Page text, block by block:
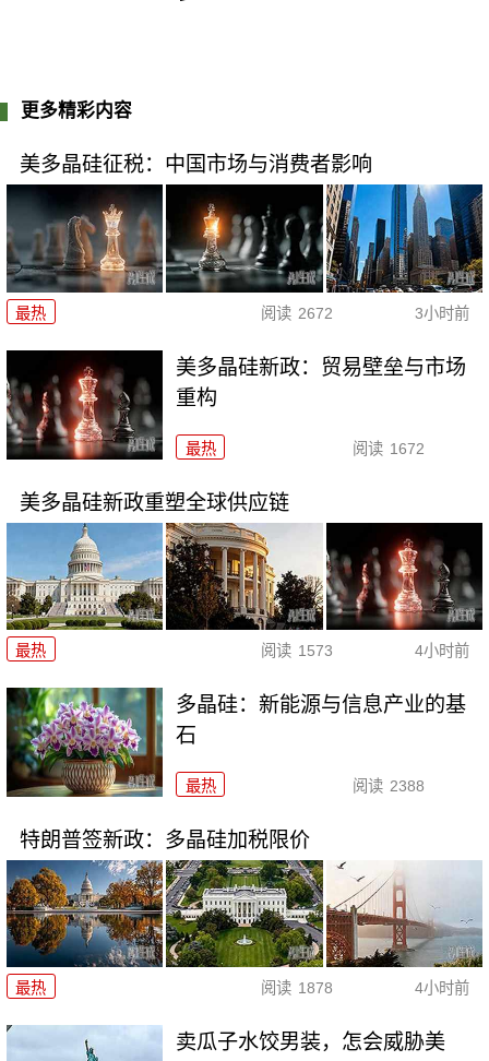
更多精彩内容
美多晶硅征税：中国市场与消费者影响
最热 阅读 2672 3小时前
美多晶硅新政：贸易壁垒与市场
重构
最热 阅读 1672
美多晶硅新政重塑全球供应链
最热 阅读 1573 4小时前
多晶硅：新能源与信息产业的基
石
最热 阅读 2388
特朗普签新政：多晶硅加税限价
最热 阅读 1878 4小时前
卖瓜子水饺男装，怎会威胁美